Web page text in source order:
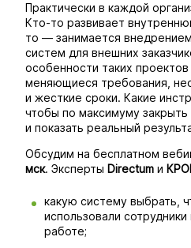
Практически в каждой
Кто-то развивает
то — занимается
систем для внешних
особенности таких
меняющиеся требования,
и жесткие сроки. Какие
чтобы по максимуму закрыть
и показать реальный
Обсудим на бесплатном
мск. Эксперты Directum и
какую систему выбрать,
использовали
работе;